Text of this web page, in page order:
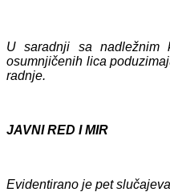
U saradnji sa nadležnim
osumnjičenih lica
radnje.
JAVNI RED I MIR
Evidentirano je pet